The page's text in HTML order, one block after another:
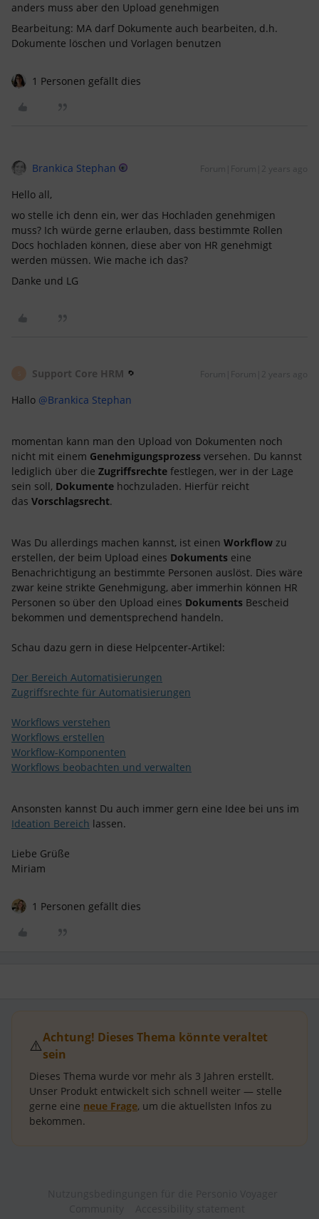
anders muss aber den Upload genehmigen
Bearbeitung: MA darf Dokumente auch bearbeiten, d.h.
Dokumente löschen und Vorlagen benutzen
1 Personen gefällt dies
Brankica Stephan Forum|Forum|2 years ago
Hello all,
wo stelle ich denn ein, wer das Hochladen genehmigen
muss? Ich würde gerne erlauben, dass bestimmte Rollen
Docs hochladen können, diese aber von HR genehmigt
werden müssen. Wie mache ich das?
Danke und LG
Support Core HRM Forum|Forum|2 years ago
Hallo @Brankica Stephan
momentan kann man den Upload von Dokumenten noch
nicht mit einem Genehmigungsprozess versehen. Du kannst
lediglich über die Zugriffsrechte festlegen, wer in der Lage
sein soll, Dokumente hochzuladen. Hierfür reicht
das Vorschlagsrecht.
Was Du allerdings machen kannst, ist einen Workflow zu
erstellen, der beim Upload eines Dokuments eine
Benachrichtigung an bestimmte Personen auslöst. Dies wäre
zwar keine strikte Genehmigung, aber immerhin können HR
Personen so über den Upload eines Dokuments Bescheid
bekommen und dementsprechend handeln.
Schau dazu gern in diese Helpcenter-Artikel:
Der Bereich Automatisierungen
Zugriffsrechte für Automatisierungen
Workflows verstehen
Workflows erstellen
Workflow-Komponenten
Workflows beobachten und verwalten
Ansonsten kannst Du auch immer gern eine Idee bei uns im
Ideation Bereich lassen.
Liebe Grüße
Miriam
1 Personen gefällt dies
⚠️Achtung! Dieses Thema könnte veraltet
sein
Dieses Thema wurde vor mehr als 3 Jahren erstellt.
Unser Produkt entwickelt sich schnell weiter — stelle
gerne eine neue Frage, um die aktuellsten Infos zu
bekommen.